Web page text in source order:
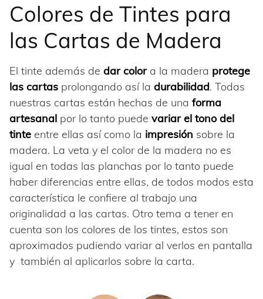
Colores de Tintes para
las Cartas de Madera
El tinte además de dar colora la madera protege
las cartas prolongando así la durabilidad. Todas
nuestras cartas están hechas de una forma
artesanal por lo tanto puede variar el tono del
tinte entre ellas así como la impresión sobre la
madera. La veta y el color de la madera no es
igual en todas las planchas por lo tanto puede
haber diferencias entre ellas, de todos modos esta
característica le confiere al trabajo una
originalidad a las cartas. Otro tema a tener en
cuenta son los colores de los tintes, estos son
aproximados pudiendo variar al verlos en pantalla
y también al aplicarlos sobre la carta.